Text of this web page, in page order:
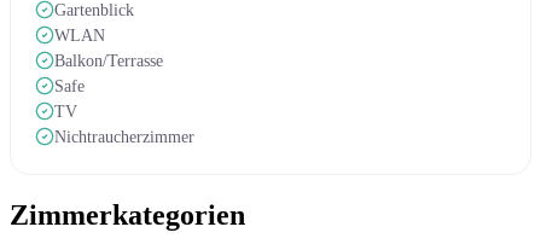
Gartenblick
WLAN
Balkon/Terrasse
Safe
TV
Nichtraucherzimmer
Zimmerkategorien